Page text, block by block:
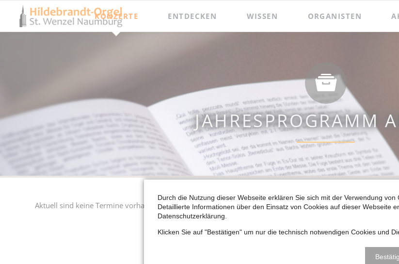
KONZERTE
Festival Hildebrandt-Tage
ENTDECKEN WISSEN
Ladegast-Orgel
Bach in Naumburg
ORGANISTEN
Die Assistenzorganistin
Berühmte Gast-Organisten
JAHRESPROGRAMM
Aktuell sind keine Termine vorhanden.
Durch die Nutzung dieser Webseite erklären Sie sich mit der Verwendung von
Detaillierte Informationen über den Einsatz von Cookies auf dieser Webseite
Datenschutzerklärung.
Klicken Sie auf "Bestätigen" um nur die technisch notwendigen Cookies und